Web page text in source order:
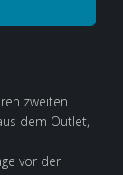
zweiten
dem Outlet,
vor der